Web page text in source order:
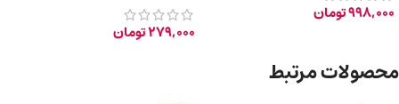
998,000تومان
279,000تومان
محصولات مرتبط